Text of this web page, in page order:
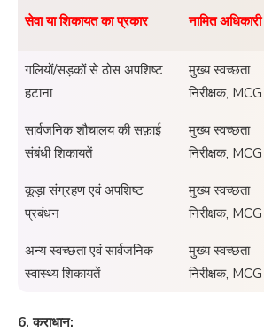
सेवा या शिकायत का प्रकार नामित अधिकारी
गलियों/सड़कों से ठोस अपशिष्ट
हटाना
मुख्य स्वच्छता
निरीक्षक, MCG
सार्वजनिक शौचालय की सफ़ाई
संबंधी शिकायतें
मुख्य स्वच्छता
निरीक्षक, MCG
कूड़ा संग्रहण एवं अपशिष्ट
प्रबंधन
मुख्य स्वच्छता
निरीक्षक, MCG
अन्य स्वच्छता एवं सार्वजनिक
स्वास्थ्य शिकायतें
मुख्य स्वच्छता
निरीक्षक, MCG
6. कराधान: